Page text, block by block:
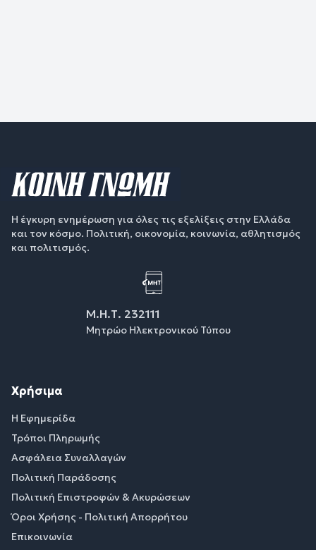
Η έγκυρη ενημέρωση για όλες τις εξελίξεις στην Ελλάδα
και τον κόσμο. Πολιτική, οικονομία, κοινωνία, αθλητισμός
και πολιτισμός.
Μ.Η.Τ. 232111
Μητρώο Ηλεκτρονικού Τύπου
Χρήσιμα
Η Εφημερίδα
Τρόποι Πληρωμής
Ασφάλεια Συναλλαγών
Πολιτική Παράδοσης
Πολιτική Επιστροφών & Ακυρώσεων
Όροι Χρήσης - Πολιτική Απορρήτου
Επικοινωνία